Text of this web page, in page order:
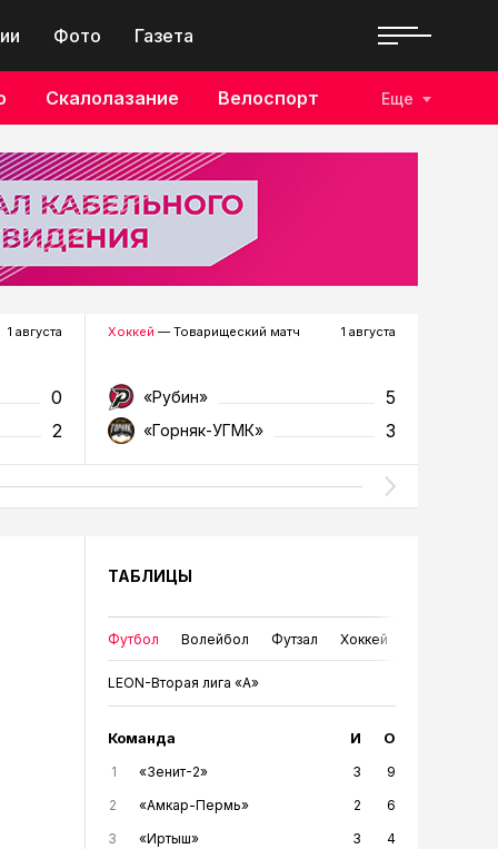
Фото Газета
Скалолазание Велоспорт Еще
1 августа
0
2
Хоккей — Товарищеский матч 1 августа
«Рубин» 5
«Горняк-УГМК» 3
ТАБЛИЦЫ
Футбол Волейбол Футзал Хоккей
LEON-Вторая лига «А»
Команда И О
1 «Зенит-2» 3
9
2
«Амкар-Пермь» 2
6
3
«Иртыш» 3
4